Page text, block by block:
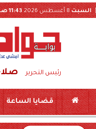
السبت8 أغسطس 2026 11:43 صـ
رئيس التحرير حبس «لواء
قضايا الساعة